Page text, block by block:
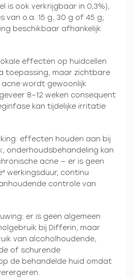
is ook verkrijgbaar in 0,3%),
van o.a. 15 g, 30 g of 45 g;
beschikbaar afhankelijk
effecten op huidcellen
toepassing, maar zichtbare
wordt gewoonlijk
8–12 weken consequent
kan tijdelijke irritatie
effecten houden aan bij
onderhoudsbehandeling kan
acne — er is geen
werkingsduur, continu
controle van
er is geen algemeen
bij Differin, maar
van alcoholhoudende,
of schurende
de behandelde huid omdat